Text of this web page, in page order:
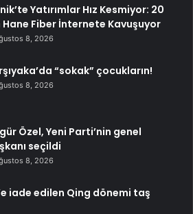
Yatırımlar Hız Kesmiyor: 20
Hane Fiber İnternete Kavuşuyor
8, 2026
“sokak” çocukların!
8, 2026
Özel, Yeni Parti’nin genel
seçildi
8, 2026
iade edilen Qing dönemi taş